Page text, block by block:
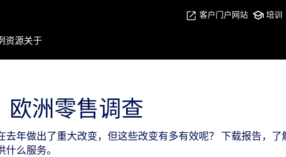
客户门户网站 培训
资源关于
欧洲零售调查
年做出了重大改变，但这些改变有多有效呢？ 下载报告，
么服务。